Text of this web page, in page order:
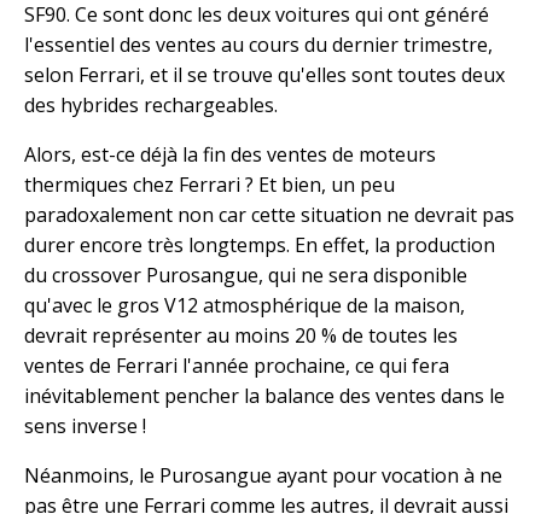
SF90. Ce sont donc les deux voitures qui ont généré
l'essentiel des ventes au cours du dernier trimestre,
selon Ferrari, et il se trouve qu'elles sont toutes deux
des hybrides rechargeables.
Alors, est-ce déjà la fin des ventes de moteurs
thermiques chez Ferrari ? Et bien, un peu
paradoxalement non car cette situation ne devrait pas
durer encore très longtemps. En effet, la production
du crossover Purosangue, qui ne sera disponible
qu'avec le gros V12 atmosphérique de la maison,
devrait représenter au moins 20 % de toutes les
ventes de Ferrari l'année prochaine, ce qui fera
inévitablement pencher la balance des ventes dans le
sens inverse !
Néanmoins, le Purosangue ayant pour vocation à ne
pas être une Ferrari comme les autres, il devrait aussi